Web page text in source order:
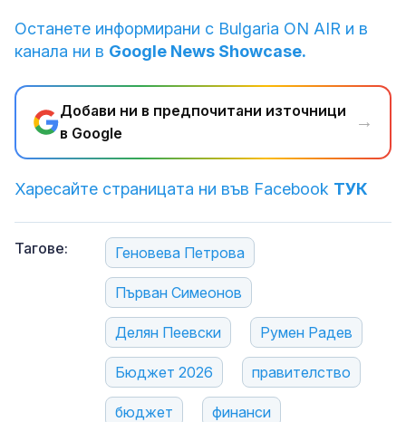
Останете информирани с Bulgaria ON AIR и в
канала ни в Google News Showcase.
Добави ни в предпочитани източници
в Google
→
Харесайте страницата ни във Facebook ТУК
Тагове: Геновева Петрова
Първан Симеонов
Делян Пеевски Румен Радев
Бюджет 2026 правителство
бюджет финанси